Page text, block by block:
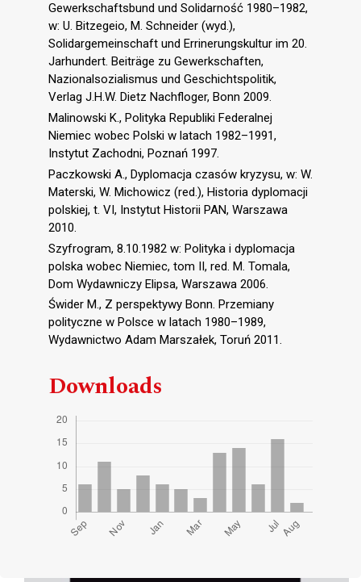
Gewerkschaftsbund und Solidarność 1980–1982,
w: U. Bitzegeio, M. Schneider (wyd.),
Solidargemeinschaft und Errinerungskultur im 20.
Jarhundert. Beiträge zu Gewerkschaften,
Nazionalsozialismus und Geschichtspolitik,
Verlag J.H.W. Dietz Nachfloger, Bonn 2009.
Malinowski K., Polityka Republiki Federalnej
Niemiec wobec Polski w latach 1982–1991,
Instytut Zachodni, Poznań 1997.
Paczkowski A., Dyplomacja czasów kryzysu, w: W.
Materski, W. Michowicz (red.), Historia dyplomacji
polskiej, t. VI, Instytut Historii PAN, Warszawa
2010.
Szyfrogram, 8.10.1982 w: Polityka i dyplomacja
polska wobec Niemiec, tom II, red. M. Tomala,
Dom Wydawniczy Elipsa, Warszawa 2006.
Świder M., Z perspektywy Bonn. Przemiany
polityczne w Polsce w latach 1980–1989,
Wydawnictwo Adam Marszałek, Toruń 2011.
Downloads